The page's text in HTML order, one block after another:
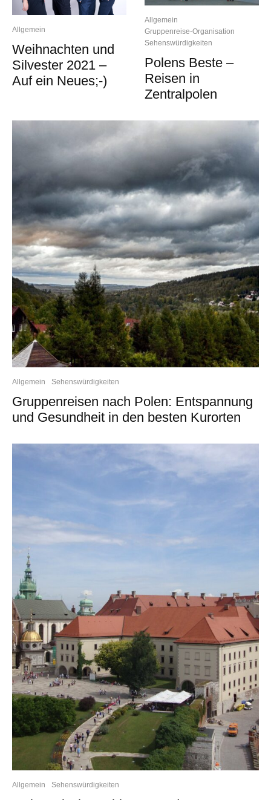
Allgemein
Weihnachten und
Silvester 2021 –
Auf ein Neues;-)
Allgemein
Gruppenreise-Organisation
Sehenswürdigkeiten
Polens Beste –
Reisen in
Zentralpolen
Allgemein Sehenswürdigkeiten
Gruppenreisen nach Polen: Entspannung
und Gesundheit in den besten Kurorten
Allgemein Sehenswürdigkeiten